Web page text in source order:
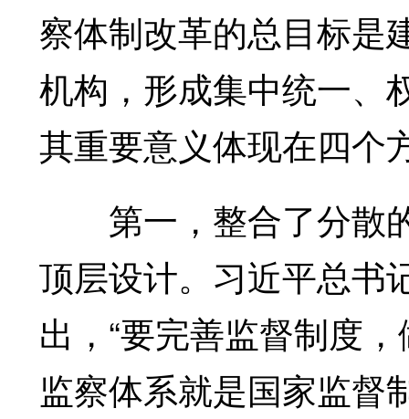
察体制改革的总目标是
机构，形成集中统一、
其重要意义体现在四个
第一，整合了分散
顶层设计。习近平总书
出，“要完善监督制度
监察体系就是国家监督